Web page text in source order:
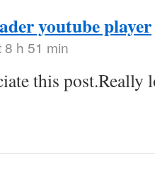
youtube player
8 h 51 min
this post.Really